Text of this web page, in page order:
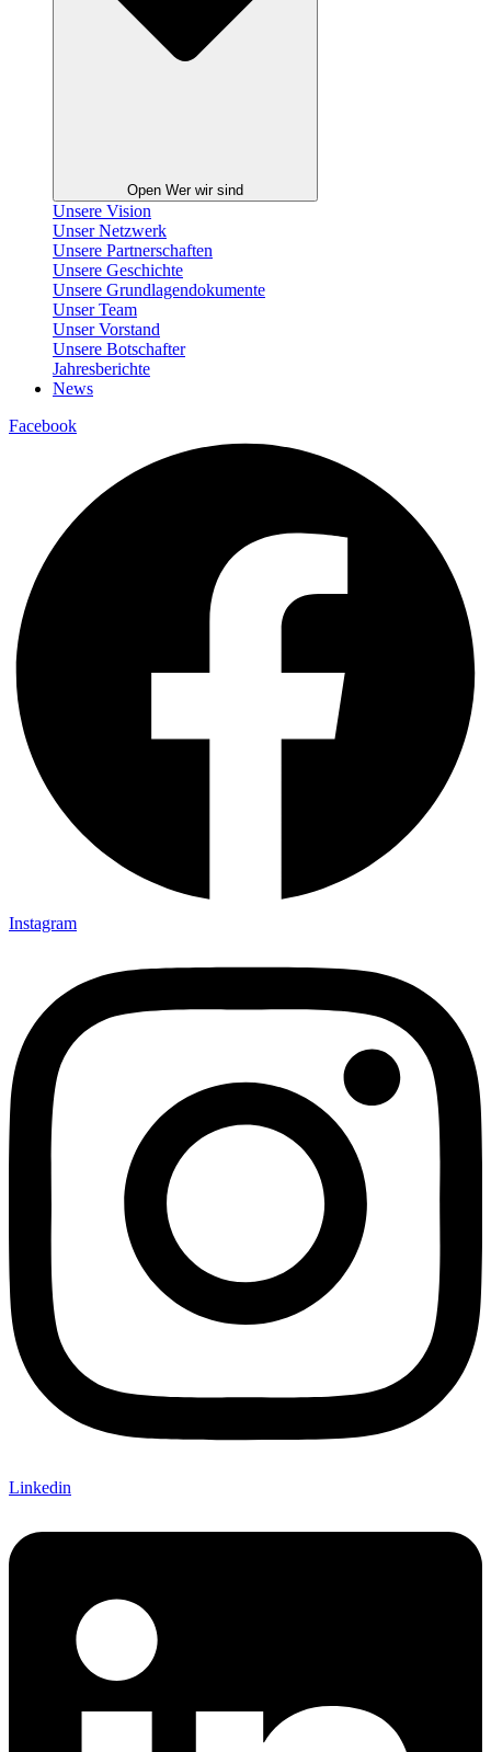
Open Wer wir sind
Unsere Vision
Unser Netzwerk
Unsere Partnerschaften
Unsere Geschichte
Unsere Grundlagendokumente
Unser Team
Unser Vorstand
Unsere Botschafter
Jahresberichte
News
Facebook
Instagram
Linkedin